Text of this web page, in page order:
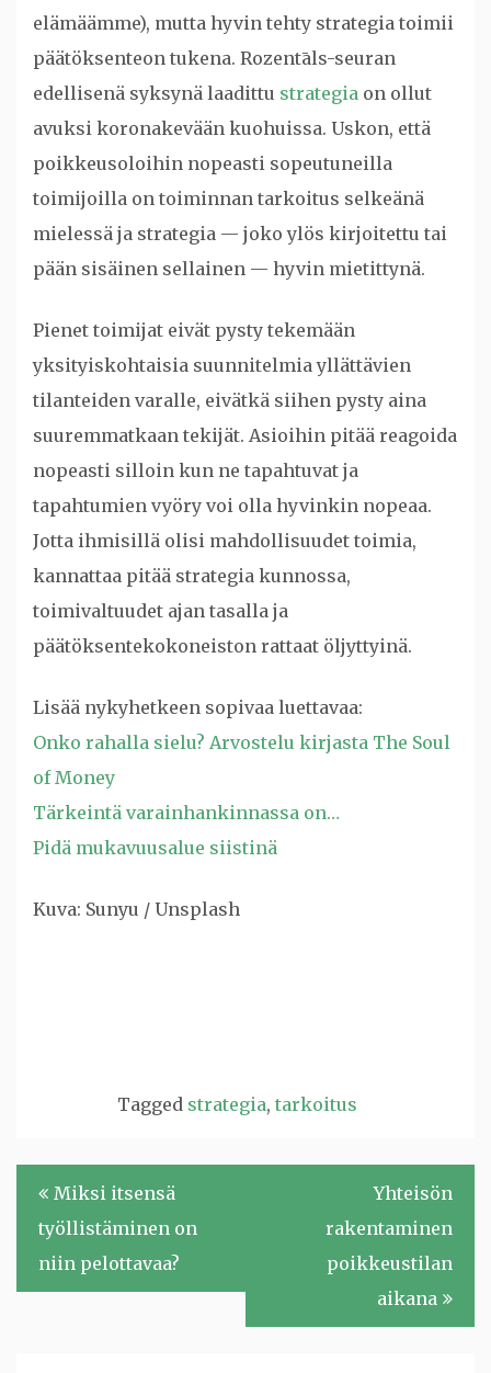
elämäämme), mutta hyvin tehty strategia toimii
päätöksenteon tukena. Rozentāls-seuran
edellisenä syksynä laadittu strategia on ollut
avuksi koronakevään kuohuissa. Uskon, että
poikkeusoloihin nopeasti sopeutuneilla
toimijoilla on toiminnan tarkoitus selkeänä
mielessä ja strategia — joko ylös kirjoitettu tai
pään sisäinen sellainen — hyvin mietittynä.
Pienet toimijat eivät pysty tekemään
yksityiskohtaisia suunnitelmia yllättävien
tilanteiden varalle, eivätkä siihen pysty aina
suuremmatkaan tekijät. Asioihin pitää reagoida
nopeasti silloin kun ne tapahtuvat ja
tapahtumien vyöry voi olla hyvinkin nopeaa.
Jotta ihmisillä olisi mahdollisuudet toimia,
kannattaa pitää strategia kunnossa,
toimivaltuudet ajan tasalla ja
päätöksentekokoneiston rattaat öljyttyinä.
Lisää nykyhetkeen sopivaa luettavaa:
Onko rahalla sielu? Arvostelu kirjasta The Soul
of Money
Tärkeintä varainhankinnassa on…
Pidä mukavuusalue siistinä
Kuva: Sunyu / Unsplash
Tagged strategia, tarkoitus
Artikkelien
selaus
Miksi itsensä
työllistäminen on
niin pelottavaa?
Yhteisön
rakentaminen
poikkeustilan
aikana